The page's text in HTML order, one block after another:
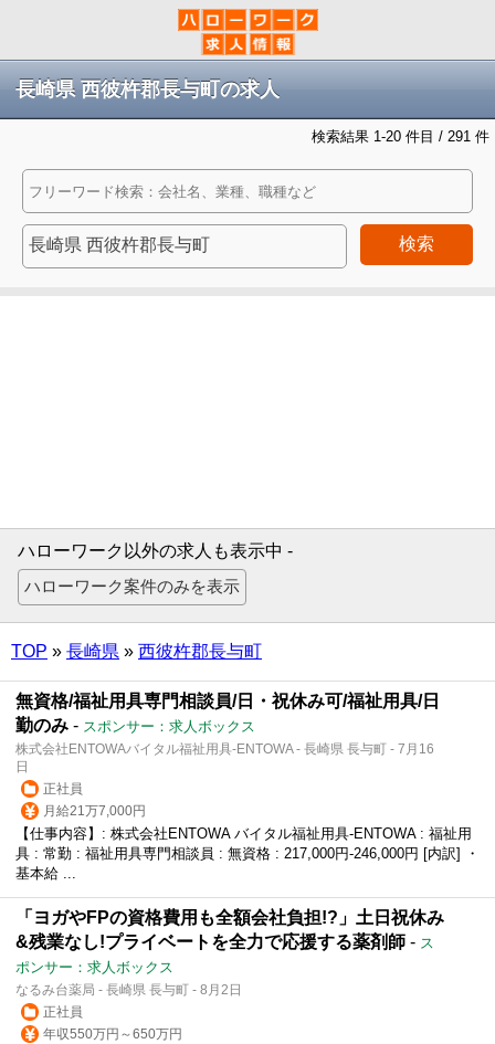
長崎県 西彼杵郡長与町の求人
検索結果 1-20 件目 / 291 件
検索
ハローワーク以外の求人も表示中 -
TOP » 長崎県 » 西彼杵郡長与町
無資格/福祉用具専門相談員/日・祝休み可/福祉用具/日
勤のみ - スポンサー：求人ボックス
株式会社ENTOWAバイタル福祉用具-ENTOWA - 長崎県 長与町 - 7月16
日
正社員
月給21万7,000円
【仕事内容】: 株式会社ENTOWA バイタル福祉用具-ENTOWA : 福祉用
具 : 常勤 : 福祉用具専門相談員 : 無資格 : 217,000円‐246,000円 [内訳] ・
基本給 ...
「ヨガやFPの資格費用も全額会社負担!?」土日祝休み
&残業なし!プライベートを全力で応援する薬剤師 - ス
ポンサー：求人ボックス
なるみ台薬局 - 長崎県 長与町 - 8月2日
正社員
年収550万円～650万円